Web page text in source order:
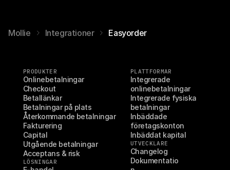
Mollie Integrationer Easyorder
PRODUKTER
Onlinebetalningar
Checkout
Betallänkar
Betalningar på plats
Återkommande betalningar
Fakturering
Capital
Utgående betalningar
Acceptans & risk
LÖSNINGAR
PLATTFORMAR
Integrerade
onlinebetalningar
Integrerade fysiska
betalningar
Inbäddade
företagskonton
Inbäddat kapital
UTVECKLARE
Changelog
Dokumentatio